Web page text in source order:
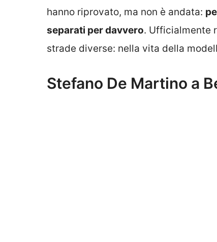
hanno riprovato, ma non è andata:
separati per davvero. Ufficialmente
strade diverse: nella vita della
Stefano De Martino a